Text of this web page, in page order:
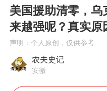
杭
美国援助清零，
来越强呢？真实原
声明：个人原创，仅供参考
农夫史记
安徽